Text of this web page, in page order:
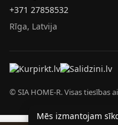
+371 27858532
Rīga, Latvija
© SIA HOME-R. Visas tiesības
Mēs izmantojam